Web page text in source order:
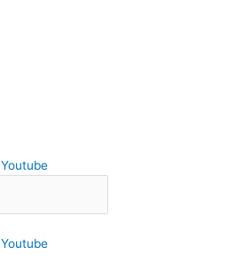
Youtube
Youtube